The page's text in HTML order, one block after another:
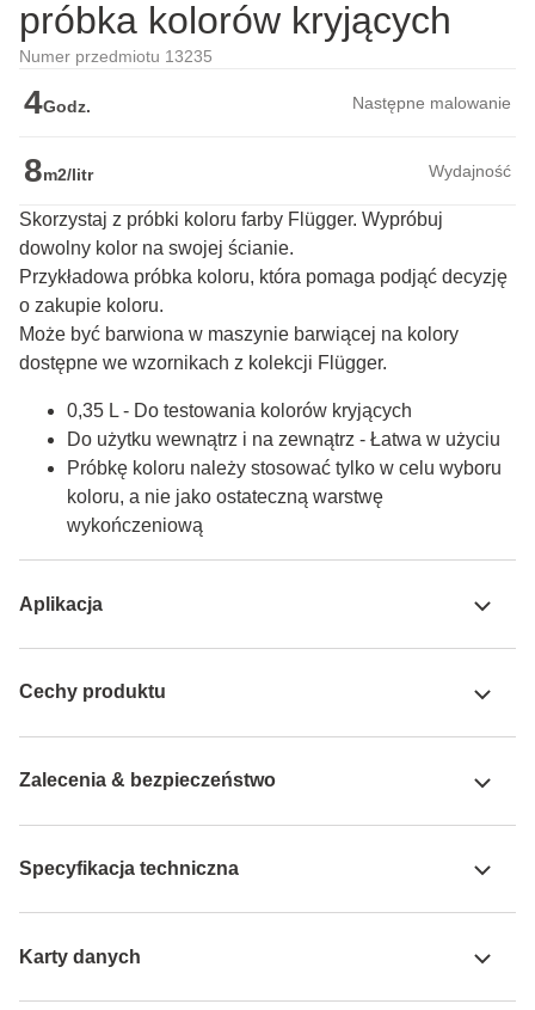
próbka kolorów kryjących
Numer przedmiotu 13235
4Godz. Następne malowanie
8m2/litr Wydajność
Skorzystaj z próbki koloru farby Flügger. Wypróbuj
dowolny kolor na swojej ścianie.
Przykładowa próbka koloru, która pomaga podjąć decyzję
o zakupie koloru.
Może być barwiona w maszynie barwiącej na kolory
dostępne we wzornikach z kolekcji Flügger.
0,35 L - Do testowania kolorów kryjących
Do użytku wewnątrz i na zewnątrz - Łatwa w użyciu
Próbkę koloru należy stosować tylko w celu wyboru
koloru, a nie jako ostateczną warstwę
wykończeniową
Aplikacja
Cechy produktu
Zalecenia & bezpieczeństwo
Specyfikacja techniczna
Karty danych